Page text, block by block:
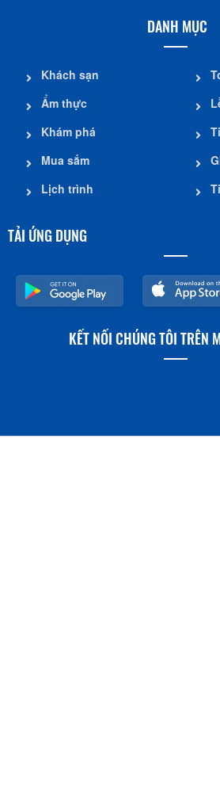
DANH MỤC
Khách sạn
Ẩm thực
Khám phá
Mua sắm
Lịch trình
TẢI ỨNG DỤNG
KẾT NỐI CHÚNG TÔI TRÊN